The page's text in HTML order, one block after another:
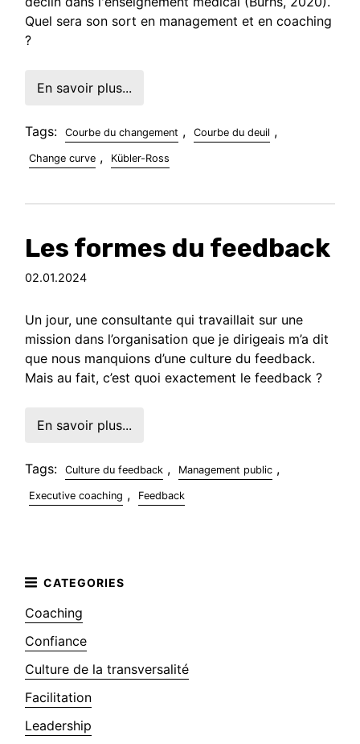
Quel sera son sort en management et en coaching
?
En savoir plus...
Tags: Courbe du changement , Courbe du deuil ,
Change curve , Kübler-Ross
Les formes du feedback
02.01.2024
Un jour, une consultante qui travaillait sur une
mission dans l’organisation que je dirigeais m’a dit
que nous manquions d’une culture du feedback.
Mais au fait, c’est quoi exactement le feedback ?
En savoir plus...
Tags: Culture du feedback , Management public ,
Executive coaching , Feedback
Coaching
Confiance
Culture de la transversalité
Facilitation
Leadership